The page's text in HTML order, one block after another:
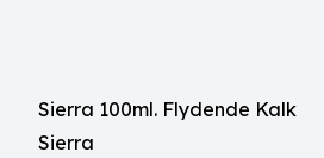
Sierra 100ml. Flydende Kalk
Sierra